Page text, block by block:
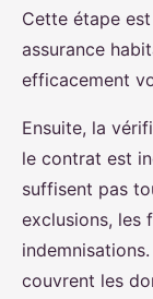
Cette étape
assurance
efficacement
Ensuite, la
le contrat est
suffisent pas
exclusions, les
couvrent les